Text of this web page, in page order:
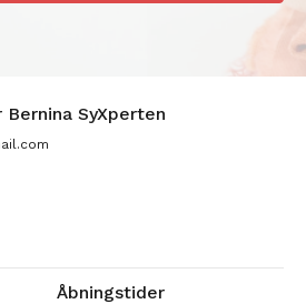
Bernina SyXperten
Åbningstider